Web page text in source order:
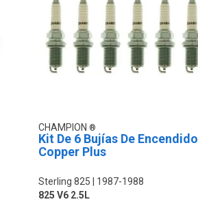
CHAMPION
Kit De 6 Bujías De Encendido
Copper Plus
Sterling 825
1987-1988
825 V6 2.5L